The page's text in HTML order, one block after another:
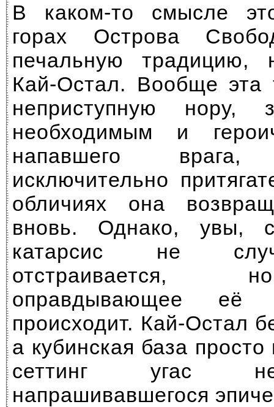
В каком-то смысле
горах Острова
печальную традицию,
Кай-Остал. Вообще эта
неприступную нору,
необходимым и
напавшего
исключительно
обличиях она
вновь. Однако, увы,
катарсис не
отстраивается,
оправдывающее её
происходит. Кай-Остал
а кубинская база
сеттинг угас
напрашивавшегося